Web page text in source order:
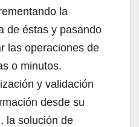
la
de éstas y pasando
las operaciones de
o minutos.
y validación
desde su
la solución de